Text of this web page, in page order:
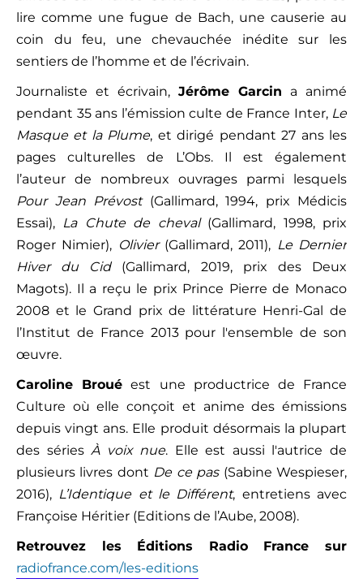
lire comme une fugue de Bach, une causerie au
coin du feu, une chevauchée inédite sur les
sentiers de l’homme et de l’écrivain.
Journaliste et écrivain, Jérôme Garcin a animé
pendant 35 ans l’émission culte de France Inter, Le
Masque et la Plume, et dirigé pendant 27 ans les
pages culturelles de L’Obs. Il est également
l’auteur de nombreux ouvrages parmi lesquels
Pour Jean Prévost(Gallimard, 1994, prix Médicis
Essai), La Chute de cheval(Gallimard, 1998, prix
Roger Nimier), Olivier(Gallimard, 2011), Le Dernier
Hiver du Cid(Gallimard, 2019, prix des Deux
Magots). Il a reçu le prix Prince Pierre de Monaco
2008 et le Grand prix de littérature Henri-Gal de
l’Institut de France 2013 pour l'ensemble de son
œuvre.
Caroline Broué est une productrice de France
Culture où elle conçoit et anime des émissions
depuis vingt ans. Elle produit désormais la plupart
des sériesÀ voix nue. Elle est aussi l'autrice de
plusieurs livres dont De ce pas(Sabine Wespieser,
2016), L’Identique et le Différent, entretiens avec
Françoise Héritier (Editions de l’Aube, 2008).
Retrouvez les Éditions Radio France sur
radiofrance.com/les-editions